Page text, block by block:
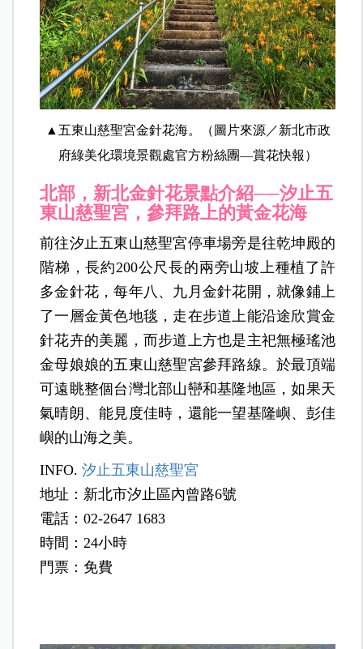
▲五東山慈聖宮金針花海。（圖片來源／新北市政
府綠美化環境景觀處官方粉絲團—賞花快報）
北部，新北金針花景點介紹──汐止五
東山慈聖宮，參拜路上的黃金花海
前往汐止五東山慈聖宮停車場旁是往乾坤殿的
階梯，長約200公尺長的兩旁山坡上種植了許
多金針花，每年八、九月金針花開，就像鋪上
了一層金黃色地毯，走在步道上能沿途欣賞金
針花卉的美麗，而步道上方也是主祀無極瑤池
金母娘娘的五東山慈聖宮參拜路線。於最頂端
可遠眺整個台灣北部山巒和基隆地區，如果天
氣晴朗、能見度佳時，還能一望基隆嶼、彭佳
嶼的山海之美。
INFO. 汐止五東山慈聖宮
地址：新北市汐止區內曾路6號
電話：02-2647 1683
時間：24小時
門票：免費